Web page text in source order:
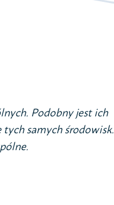
Podobny jest ich
samych środowisk.